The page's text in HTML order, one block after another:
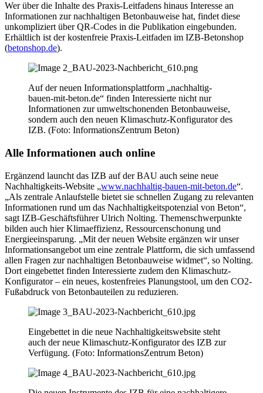
Wer über die Inhalte des Praxis-Leitfadens hinaus Interesse an
Informationen zur nachhaltigen Betonbauweise hat, findet diese
unkompliziert über QR-Codes in die Publikation eingebunden.
Erhältlich ist der kostenfreie Praxis-Leitfaden im IZB-Betonshop
(betonshop.de).
Auf der neuen Informationsplattform „nachhaltig-
bauen-mit-beton.de“ finden Interessierte nicht nur
Informationen zur umweltschonenden Betonbauweise,
sondern auch den neuen Klimaschutz-Konfigurator des
IZB. (Foto: InformationsZentrum Beton)
Alle Informationen auch online
Ergänzend launcht das IZB auf der BAU auch seine neue
Nachhaltigkeits-Website „www.nachhaltig-bauen-mit-beton.de“.
„Als zentrale Anlaufstelle bietet sie schnellen Zugang zu relevanten
Informationen rund um das Nachhaltigkeitspotenzial von Beton“,
sagt IZB-Geschäftsführer Ulrich Nolting. Themenschwerpunkte
bilden auch hier Klimaeffizienz, Ressourcenschonung und
Energieeinsparung. „Mit der neuen Website ergänzen wir unser
Informationsangebot um eine zentrale Plattform, die sich umfassend
allen Fragen zur nachhaltigen Betonbauweise widmet“, so Nolting.
Dort eingebettet finden Interessierte zudem den Klimaschutz-
Konfigurator – ein neues, kostenfreies Planungstool, um den CO2-
Fußabdruck von Betonbauteilen zu reduzieren.
Eingebettet in die neue Nachhaltigkeitswebsite steht
auch der neue Klimaschutz-Konfigurator des IZB zur
Verfügung. (Foto: InformationsZentrum Beton)